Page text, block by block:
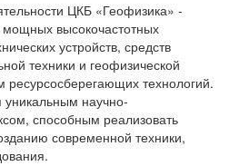
ЦКБ «Геофизика» -
мощных высокочастотных
устройств, средств
техники и геофизической
технологий.
научно-
способным реализовать
современной техники,